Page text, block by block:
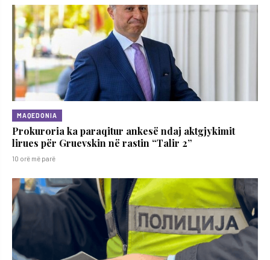
MAQEDONIA
Prokuroria ka paraqitur ankesë ndaj aktgjykimit
lirues për Gruevskin në rastin “Talir 2”
10 orë më parë